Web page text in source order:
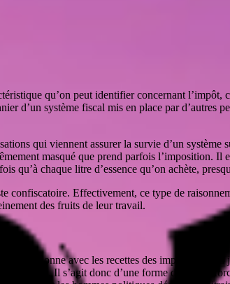
qu’on peut identifier concernant l’impôt,
d’un système fiscal mis en place par d’autres
qui viennent assurer la survie d’un système
masqué que prend parfois l’imposition.
qu’à chaque litre d’essence qu’on achète,
Effectivement, ce type de
des fruits de leur travail.
avec les recettes des impôts ce
volonté. Il s’agit donc d’une forme de travail